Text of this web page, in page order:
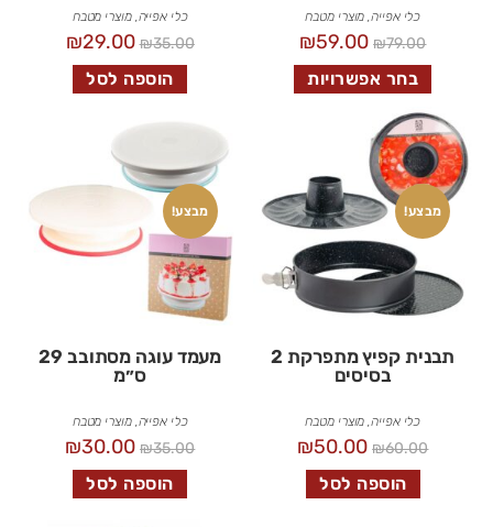
כלי אפייה, מוצרי מטבח
₪79.00
₪59.00
בחר אפשרויות
כלי אפייה ,מוצרי מטבח
₪35.00
₪29.00
הוספה לסל
מבצע!
תבנית קפיץ מתפרקת 2
בסיסים
כלי אפייה, מוצרי מטבח
₪60.00
₪50.00
הוספה לסל
מבצע!
מעמד עוגה מסתובב 29
ס״מ
כלי אפייה,מוצרי מטבח
₪35.00
₪30.00
הוספה לסל